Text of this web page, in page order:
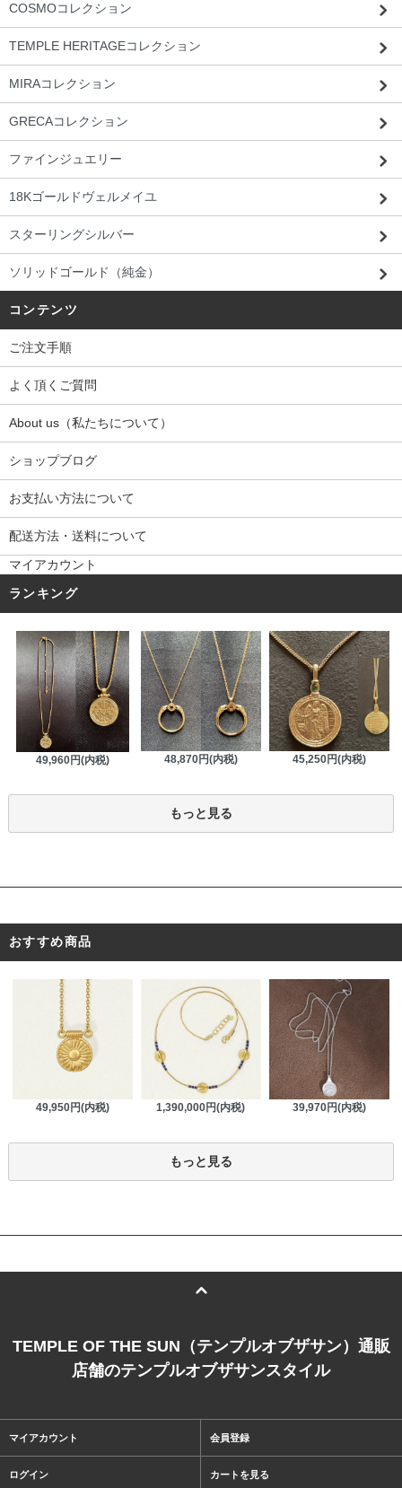
COSMOコレクション
TEMPLE HERITAGEコレクション
MIRAコレクション
GRECAコレクション
ファインジュエリー
18Kゴールドヴェルメイユ
スターリングシルバー
ソリッドゴールド（純金）
コンテンツ
ご注文手順
よく頂くご質問
About us（私たちについて）
ショップブログ
お支払い方法について
配送方法・送料について
マイアカウント
ランキング
49,960円(内税) 48,870円(内税) 45,250円(内税)
もっと見る
おすすめ商品
49,950円(内税) 1,390,000円(内税) 39,970円(内税)
もっと見る
TEMPLE OF THE SUN（テンプルオブザサン）通販
店舗のテンプルオブザサンスタイル
マイアカウント 会員登録
ログイン カートを見る